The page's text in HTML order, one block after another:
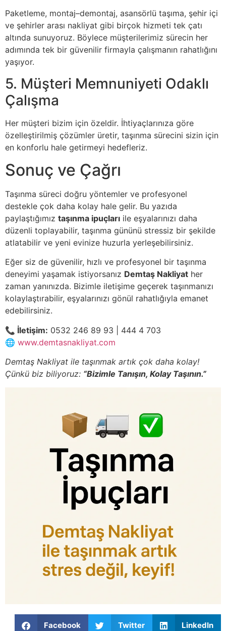
Paketleme, montaj–demontaj, asansörlü taşıma, şehir içi
ve şehirler arası nakliyat gibi birçok hizmeti tek çatı
altında sunuyoruz. Böylece müşterilerimiz sürecin her
adımında tek bir güvenilir firmayla çalışmanın rahatlığını
yaşıyor.
5. Müşteri Memnuniyeti Odaklı
Çalışma
Her müşteri bizim için özeldir. İhtiyaçlarınıza göre
özelleştirilmiş çözümler üretir, taşınma sürecini sizin için
en konforlu hale getirmeyi hedefleriz.
Sonuç ve Çağrı
Taşınma süreci doğru yöntemler ve profesyonel
destekle çok daha kolay hale gelir. Bu yazıda
paylaştığımız taşınma ipuçları ile eşyalarınızı daha
düzenli toplayabilir, taşınma gününü stressiz bir şekilde
atlatabilir ve yeni evinize huzurla yerleşebilirsiniz.
Eğer siz de güvenilir, hızlı ve profesyonel bir taşınma
deneyimi yaşamak istiyorsanız Demtaş Nakliyat her
zaman yanınızda. Bizimle iletişime geçerek taşınmanızı
kolaylaştırabilir, eşyalarınızı gönül rahatlığıyla emanet
edebilirsiniz.
📞 İletişim: 0532 246 89 93 | 444 4 703
🌐 www.demtasnakliyat.com
Demtaş Nakliyat ile taşınmak artık çok daha kolay!
Çünkü biz biliyoruz: “Bizimle Tanışın, Kolay Taşının.”
Facebook Twitter LinkedIn